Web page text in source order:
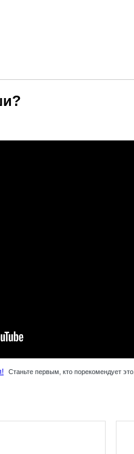
Станьте первым, кто порекомендует это.